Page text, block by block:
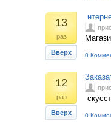
13
раз
Вверх 0
12
раз
Вверх 0